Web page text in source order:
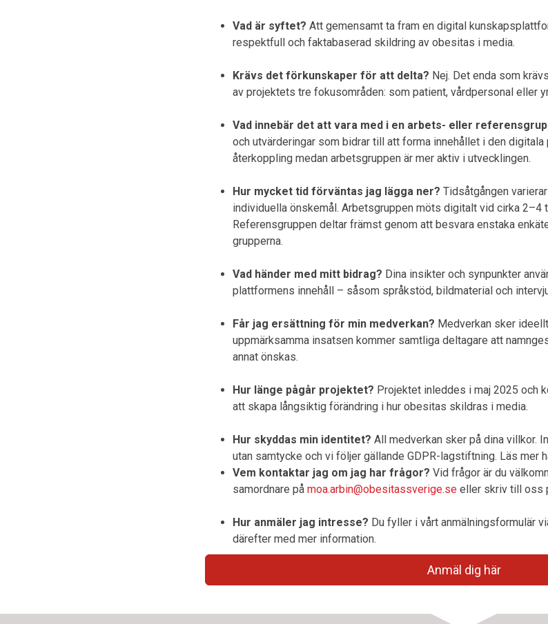
Vad är syftet? Att gemensamt ta fram en digital
respektfull och faktabaserad skildring av obesitas i media.
Krävs det förkunskaper för att delta? Nej. Det enda som
av projektets tre fokusområden: som patient, vårdpersonal eller
Vad innebär det att vara med i en arbets- eller
och utvärderingar som bidrar till att forma innehållet i den
återkoppling medan arbetsgruppen är mer aktiv i utvecklingen.
Hur mycket tid förväntas jag lägga ner? Tidsåtgången
individuella önskemål. Arbetsgruppen möts digitalt vid cirka 2–4
Referensgruppen deltar främst genom att besvara enstaka
grupperna.
Vad händer med mitt bidrag? Dina insikter och synpunkter
plattformens innehåll – såsom språkstöd, bildmaterial och
Får jag ersättning för min medverkan? Medverkan sker
uppmärksamma insatsen kommer samtliga deltagare att
annat önskas.
Hur länge pågår projektet? Projektet inleddes i maj 2025 och
att skapa långsiktig förändring i hur obesitas skildras i media.
Hur skyddas min identitet? All medverkan sker på dina villkor.
utan samtycke och vi följer gällande GDPR-lagstiftning. Läs mer
Vem kontaktar jag om jag har frågor? Vid frågor är du
samordnare på moa.arbin@obesitassverige.se eller skriv till oss
Hur anmäler jag intresse? Du fyller i vårt anmälningsformulär
därefter med mer information.
Anmäl dig här